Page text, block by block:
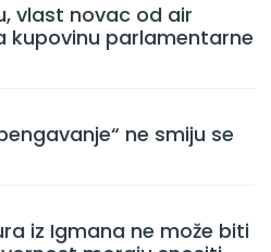
vlast novac od air
parlamentarne
ne smiju se
iz Igmana ne može biti